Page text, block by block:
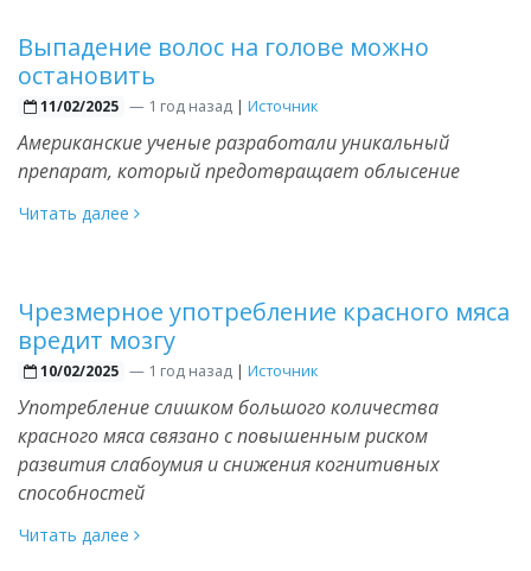
Выпадение волос на голове можно
остановить
11/02/2025 —1 год назад | Источник
Американские ученые разработали уникальный
препарат, который предотвращает облысение
Читать далее
Чрезмерное употребление красного мяса
вредит мозгу
10/02/2025 —1 год назад | Источник
Употребление слишком большого количества
красного мяса связано с повышенным риском
развития слабоумия и снижения когнитивных
способностей
Читать далее